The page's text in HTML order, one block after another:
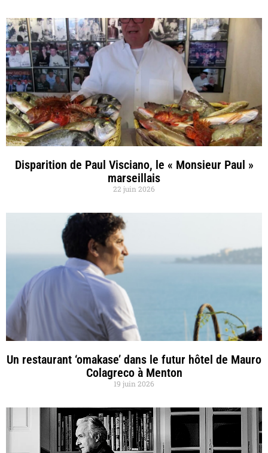
Disparition de Paul Visciano, le « Monsieur Paul »
marseillais
22 juin 2026
Un restaurant ‘omakase’ dans le futur hôtel de Mauro
Colagreco à Menton
19 juin 2026